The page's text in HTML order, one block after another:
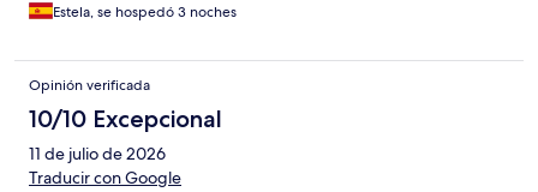
Estela, se hospedó 3 noches
Opinión verificada
10/10 Excepcional
11 de julio de 2026
Traducir con Google